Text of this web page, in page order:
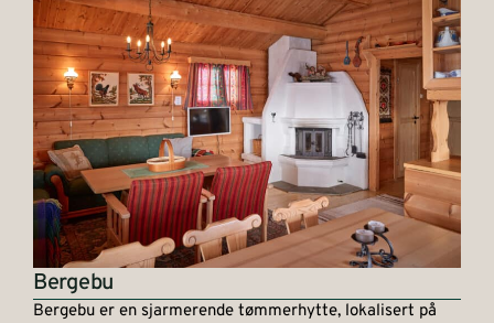
Bergebu
Bergebu er en sjarmerende tømmerhytte, lokalisert på